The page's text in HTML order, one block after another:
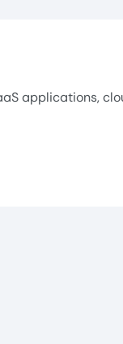
applications,